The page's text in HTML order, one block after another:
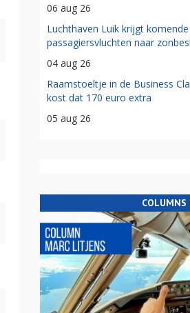
06 aug 26
Luchthaven Luik krijgt
passagiersvluchten naar
04 aug 26
Raamstoeltje in de Business
kost dat 170 euro extra
05 aug 26
COLUMNS